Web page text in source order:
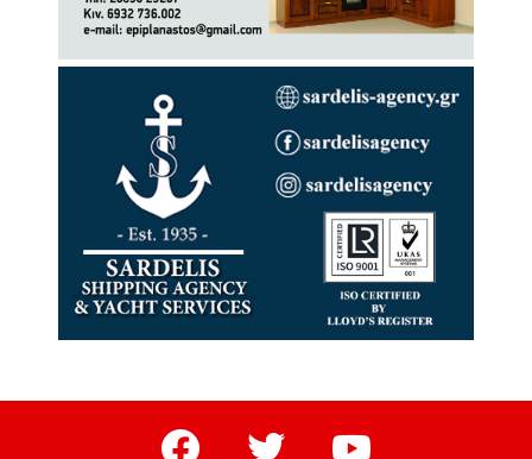
facebook twitter youtube